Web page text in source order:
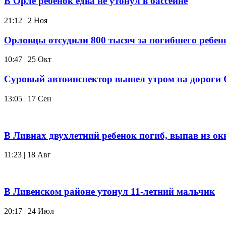
21:12 | 2 Ноя
Орловцы отсудили 800 тысяч за погибшего
10:47 | 25 Окт
Суровый автоинспектор вышел утром на дороги
13:05 | 17 Сен
В Ливнах двухлетний ребенок погиб, выпав из
11:23 | 18 Авг
В Ливенском районе утонул 11-летний мальчик
20:17 | 24 Июл